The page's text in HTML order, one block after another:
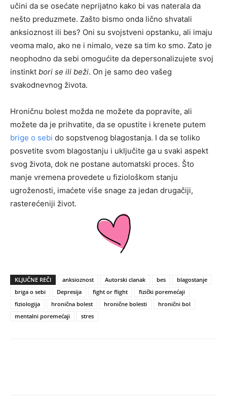
učini da se osećate neprijatno kako bi vas naterala da
nešto preduzmete. Zašto bismo onda lično shvatali
anksioznost ili bes? Oni su svojstveni opstanku, ali imaju
veoma malo, ako ne i nimalo, veze sa tim ko smo. Zato je
neophodno da sebi omogućite da depersonalizujete svoj
instinkt bori se ili beži. On je samo deo vašeg
svakodnevnog života.
Hroničnu bolest možda ne možete da popravite, ali
možete da je prihvatite, da se opustite i krenete putem
brige o sebi do sopstvenog blagostanja. I da se toliko
posvetite svom blagostanju i uključite ga u svaki aspekt
svog života, dok ne postane automatski proces. Što
manje vremena provedete u fiziološkom stanju
ugroženosti, imaćete više snage za jedan drugačiji,
rasterećeniji život.
KLJUČNE REČI anksioznost Autorski clanak bes
blagostanje
briga o sebi
Depresija fight or flight
fizički poremećaji
fiziologija
hronična bolest hronične bolesti
hronični bol
mentalni poremećaji
stres